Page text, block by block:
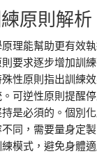
原則解析
理能幫助更有效
要求逐步增加訓
性原則指出訓練
可逆性原則提醒
是必須的。個別
同，需要量身定
模式，避免身體